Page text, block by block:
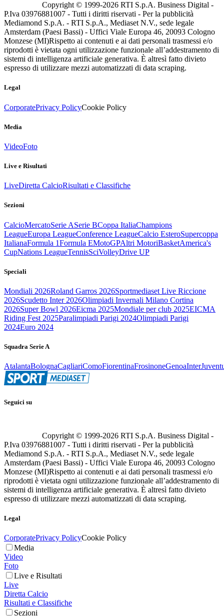
Copyright © 1999-2026 RTI S.p.A. Business Digital -
P.Iva 03976881007 - Tutti i diritti riservati - Per la pubblicità
Mediamond S.p.A. - RTI S.p.A., Mediaset N.V., sede legale
Amsterdam (Paesi Bassi) - Uffici Viale Europa 46, 20093 Cologno
Monzese (MI)Rispetto ai contenuti e ai dati personali trasmessi e/o
riprodotti è vietata ogni utilizzazione funzionale all’addestramento di
sistemi di intelligenza artificiale generativa. È altresì fatto divieto
espresso di utilizzare mezzi automatizzati di data scraping.
Legal
CorporatePrivacy PolicyCookie Policy
Media
VideoFoto
Live e Risultati
LiveDiretta CalcioRisultati e Classifiche
Sezioni
CalcioMercatoSerie ASerie BCoppa ItaliaChampions
LeagueEuropa LeagueConference LeagueCalcio EsteroSupercoppa
ItalianaFormula 1Formula EMotoGPAltri MotoriBasketAmerica's
CupNations LeagueTennisSciVolleyDrive UP
Speciali
Mondiali 2026Roland Garros 2026Sportmediaset Live Riccione
2026Scudetto Inter 2026Olimpiadi Invernali Milano Cortina
2026Super Bowl 2026Eicma 2025Mondiale per club 2025EICMA
Riding Fest 2025Paralimpiadi Parigi 2024Olimpiadi Parigi
2024Euro 2024
Squadra Serie A
AtalantaBolognaCagliariComoFiorentinaFrosinoneGenoaInter
Seguici su
Copyright © 1999-2026 RTI S.p.A. Business Digital -
P.Iva 03976881007 - Tutti i diritti riservati - Per la pubblicità
Mediamond S.p.A. - RTI S.p.A., Mediaset N.V., sede legale
Amsterdam (Paesi Bassi) - Uffici Viale Europa 46, 20093 Cologno
Monzese (MI)Rispetto ai contenuti e ai dati personali trasmessi e/o
riprodotti è vietata ogni utilizzazione funzionale all’addestramento di
sistemi di intelligenza artificiale generativa. È altresì fatto divieto
espresso di utilizzare mezzi automatizzati di data scraping.
Legal
CorporatePrivacy PolicyCookie Policy
Media
Video
Foto
Live e Risultati
Live
Diretta Calcio
Risultati e Classifiche
Sezioni